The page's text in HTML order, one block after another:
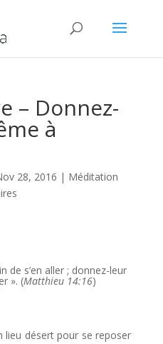
– Donnez-
à
28, 2016 | Méditation
de s’en aller ; donnez-leur
». (Matthieu 14:16)
lieu désert pour se reposer